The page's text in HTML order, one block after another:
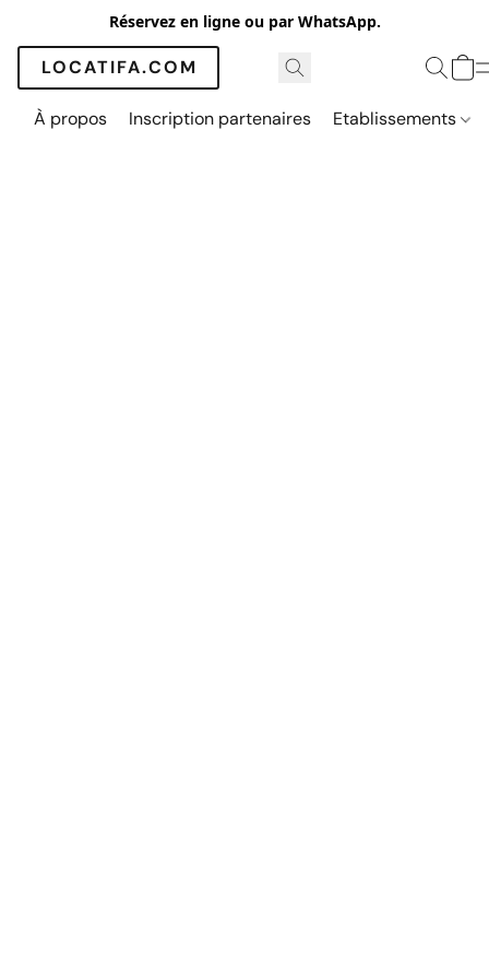
Réservez en ligne ou par WhatsApp.
LOCATIFA.COM
À propos Inscription partenaires Etablissements